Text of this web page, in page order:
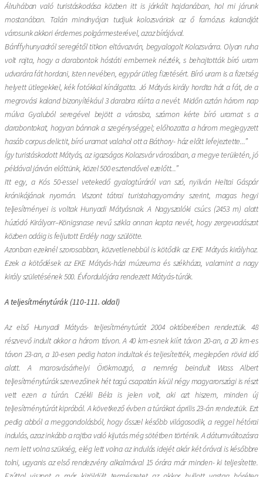
Álruhában való turistáskodása közben itt is járkált hajdanában, hol mi járunk
mostanában. Talán mindnyájan tudjuk kolozsváriak az ő famózus kalandját
városunk akkori érdemes polgármesterével, azaz bírájával.
Bánffyhunyadról seregétől titkon eltávozván, begyalogolt Kolozsvárra. Olyan ruha
volt rajta, hogy a darabontok hóstáti embernek nézték, s behajtották bíró uram
udvarára fát hordani, Isten nevében, egypár ütleg fizetésért. Bíró uram is a fizetség
helyett ütlegekkel, kék fotókkal kínálgatta. Jó Mátyás király hordta hát a fát, de a
megrovási kaland bizonyítékául 3 darabra ráírta a nevét. Midőn aztán három nap
múlva Gyaluból seregével bejött a városba, számon kérte bíró uramat s a
darabontokat, hogyan bánnak a szegénységgel; előhozatta a három megjegyzett
hasáb corpus delictit, bíró uramat valahol ott a Báthory- ház előtt lefejeztette...”
Így turistáskodott Mátyás, az igazságos Kolozsvár városában, a megye területén, jó
példával járván előttünk, közel 500 esztendővel ezelőtt...”
Itt egy, a Kós 50-essel vetekedő gyalogtúráról van szó, nyilván Heltai Gáspár
krónikájának nyomán. Viszont tátrai turistahagyomány szerint, magas hegyi
teljesítményei is voltak Hunyadi Mátyásnak. A Nagyszalóki csúcs (2453 m) alatt
húzódó Királyorr–Königsnase nevű szikla onnan kapta nevét, hogy zergevadászat
közben odáig is feljutott Erdély nagy szülötte.
Azonban ezeknél szorosabban, közvetlenebbül is kötődik az EKE Mátyás királyhoz.
Ezek a kötődések az EKE Mátyás-házi múzeuma és székháza, valamint a nagy
király születésének 500. Évfordulójára rendezett Mátyás-túrák.
A teljesítménytúrák (110-111. oldal)
Az első Hunyadi Mátyás- teljesítménytúrát 2004 októberében rendeztük. 48
részvevő indult akkor a három távon. A 40 km-esnek kiírt távon 20-an, a 20 km-es
távon 23-an, a 10-esen pedig haton indultak és teljesítették, meglepően rövid idő
alatt. A marosvásárhelyi Örökmozgó, a nemrég beindult Wass Albert
teljesítménytúrák szervezőinek hét tagú csapatán kívül négy magyarországi is részt
vett ezen a túrán. Czékli Béla is jelen volt, aki azt hiszem, minden új
teljesítménytúrát kipróbál. A következő évben a túrákat április 23-án rendeztük. Ezt
pedig abból a meggondolásból, hogy ősszel később világosodik, a reggel hétórai
indulás, azaz inkább a rajtba való kijutás még sötétben történik. A dátumváltozásra
nem lett volna szükség, elég lett volna az indulás idejét akár két órával is későbbre
tolni, ugyanis az első rendezvény alkalmával 15 órára már minden- ki teljesítette.